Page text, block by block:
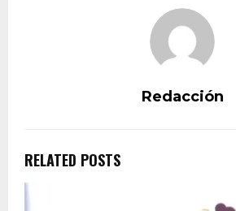
Redacción
RELATED POSTS